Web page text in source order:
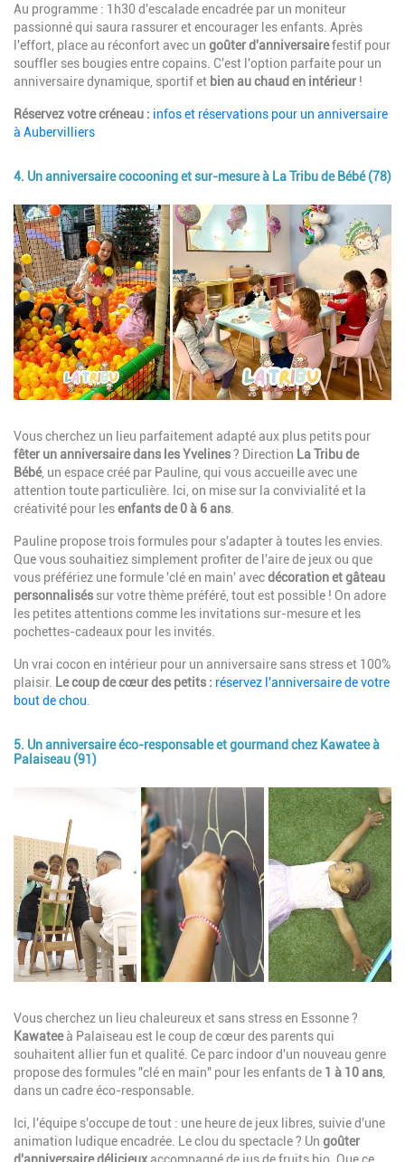
Au programme : 1h30 d'escalade encadrée par un moniteur
passionné qui saura rassurer et encourager les enfants. Après
l'effort, place au réconfort avec un goûter d'anniversairefestif pour
souffler ses bougies entre copains. C'est l'option parfaite pour un
anniversaire dynamique, sportif et bien au chaud en intérieur !
Réservez votre créneau : infos et réservations pour un anniversaire
à Aubervilliers
4. Un anniversaire cocooning et sur-mesure à La Tribu de Bébé (78)
Image
Description
Vous cherchez un lieu parfaitement adapté aux plus petits pour
fêter un anniversaire dans les Yvelines? Direction La Tribu de
Bébé, un espace créé par Pauline, qui vous accueille avec une
attention toute particulière. Ici, on mise sur la convivialité et la
créativité pour lesenfants de 0 à 6 ans
Pauline propose trois formules pour s'adapter à toutes les envies.
Que vous souhaitiez simplement profiter de l'aire de jeux ou que
vous préfériez une formule 'clé en main' avecdécoration et gâteau
personnalisés sur votre thème préféré, tout est possible ! On adore
les petites attentions comme les invitations sur-mesure et les
pochettes-cadeaux pour les invités.
Un vrai cocon en intérieur pour un anniversaire sans stress et 100%
plaisir. Le coup de cœur des petits : réservez l'anniversaire de votre
bout de chou
5. Un anniversaire éco-responsable et gourmand chez Kawatee à
Palaiseau (91)
Description
Vous cherchez un lieu chaleureux et sans stress en Essonne ?
Kawateeà Palaiseau est le coup de cœur des parents qui
souhaitent allier fun et qualité. Ce parc indoor d'un nouveau genre
propose des formules "clé en main" pour les enfants de 1 à 10 ans,
dans un cadre éco-responsable.
Ici, l'équipe s'occupe de tout : une heure de jeux libres, suivie d'une
animation ludique encadrée. Le clou du spectacle ? Un goûter